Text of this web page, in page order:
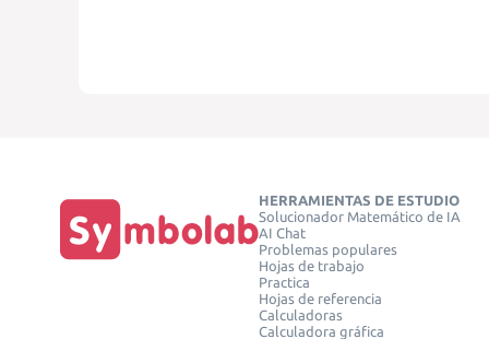
HERRAMIENTAS DE ESTUDIO
Solucionador Matemático de IA
AI Chat
Problemas populares
Hojas de trabajo
Practica
Hojas de referencia
Calculadoras
Calculadora gráfica